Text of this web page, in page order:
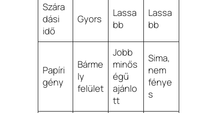
Szára
dási
idő
Gyors
Lassa
bb
Lassa
bb
Papíri
gény
Bárme
ly
felület
Jobb
minős
égű
ajánlo
tt
Sima,
nem
fénye
s